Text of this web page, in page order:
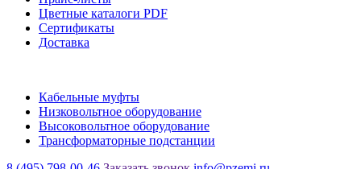
Цветные каталоги PDF
Сертификаты
Доставка
Кабельные муфты
Низковольтное оборудование
Высоковольтное оборудование
Трансформаторные подстанции